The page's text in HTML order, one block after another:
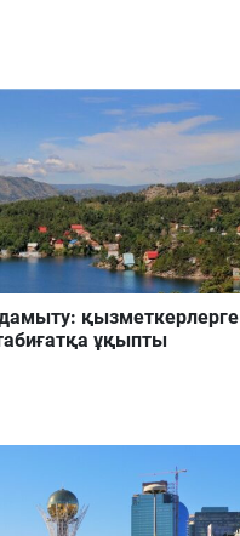
қызметкерлерге
ұқыпты